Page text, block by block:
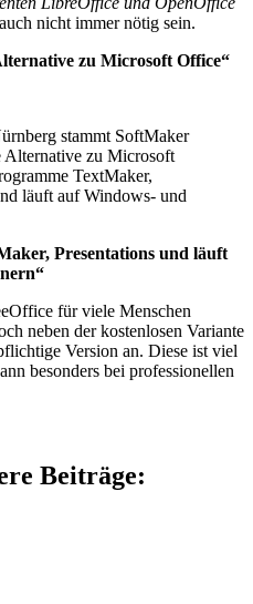
nicht immer nötig sein.
zu Microsoft Office“
stammt SoftMaker
Alternative zu Microsoft
TextMaker,
läuft auf Windows- und
Presentations und läuft
für viele Menschen
neben der kostenlosen Variante
Version an. Diese ist viel
besonders bei professionellen
Beiträge: